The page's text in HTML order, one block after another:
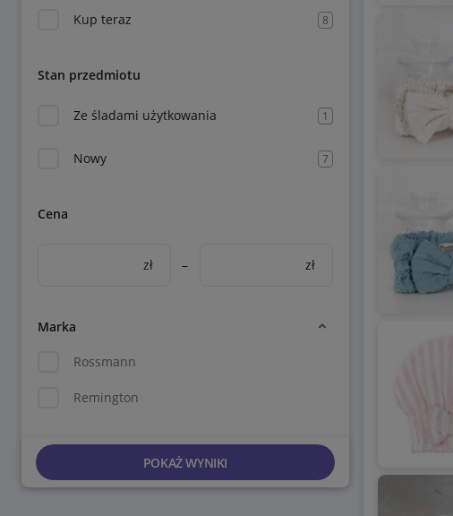
Kup teraz 8
Stan przedmiotu
Ze śladami użytkowania 1
Nowy 7
Cena
zł – zł
Marka
Rossmann
Remington
POKAŻ WYNIKI